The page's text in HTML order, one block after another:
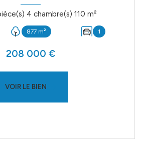
Maison 6 pièce(s) 4 chambre(s) 110 m²
877 m² 1
208 000 €
VOIR LE BIEN